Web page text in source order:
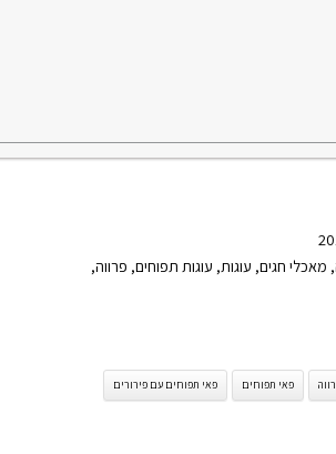
, מאכלי חגים, עוגות, עוגות תפוחים, פרווה,
פאי תפוחים פאי תפוחים עם פירורים